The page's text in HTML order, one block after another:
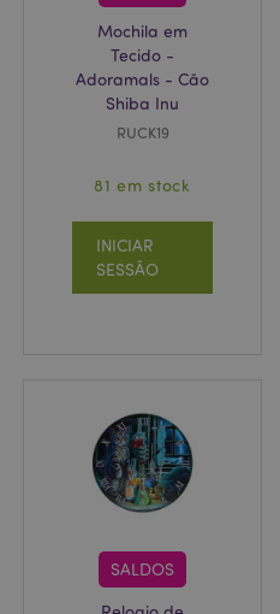
Mochila em
Tecido -
Adoramals - Cão
Shiba Inu
RUCK19
81 em stock
INICIAR
SESSÃO
SALDOS